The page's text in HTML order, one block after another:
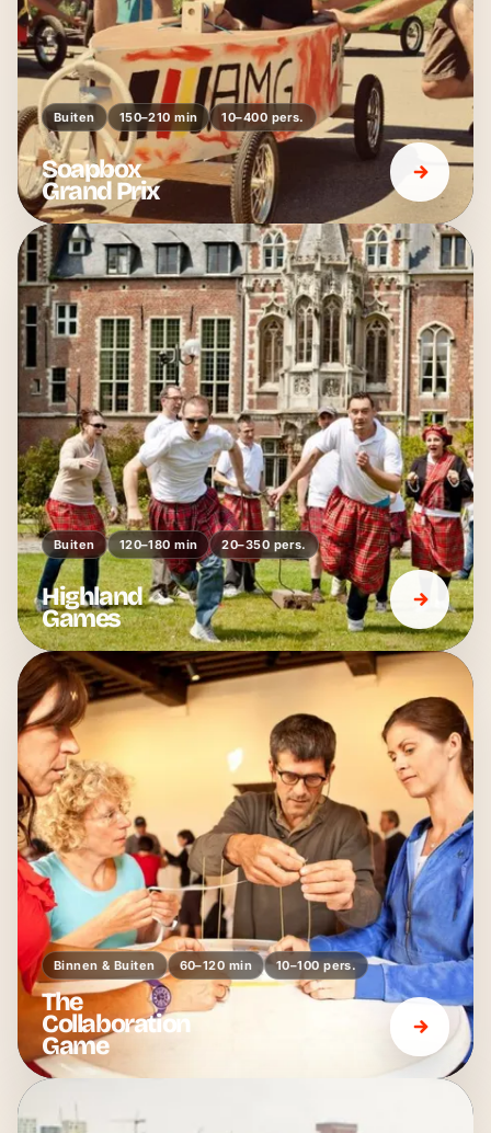
Buiten 150–210 min 10–400 pers.
Soapbox
Grand Prix
Buiten 120–180 min 20–350 pers.
Highland
Games
Binnen & Buiten 60–120 min 10–100 pers.
The
Collaboration
Game